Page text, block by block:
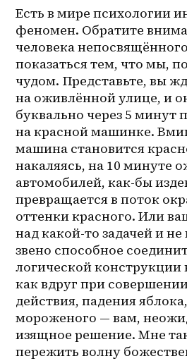
Есть в мире психологии
феномен. Обратите
человека
показаться тем, что мы,
чудом. Представьте, вы
на оживлённой улице, и
буквально через 5 минут
на красной машинке.
машина становится
накаляясь, на 10 минуте
автомобилей, как-бы
превращается в поток
оттенки красного. Или
над какой-то задачей и
звено способное
логической конструкции
как вдруг при
действия, падения
мороженого — вам,
изящное решение. Мне
пережить волну